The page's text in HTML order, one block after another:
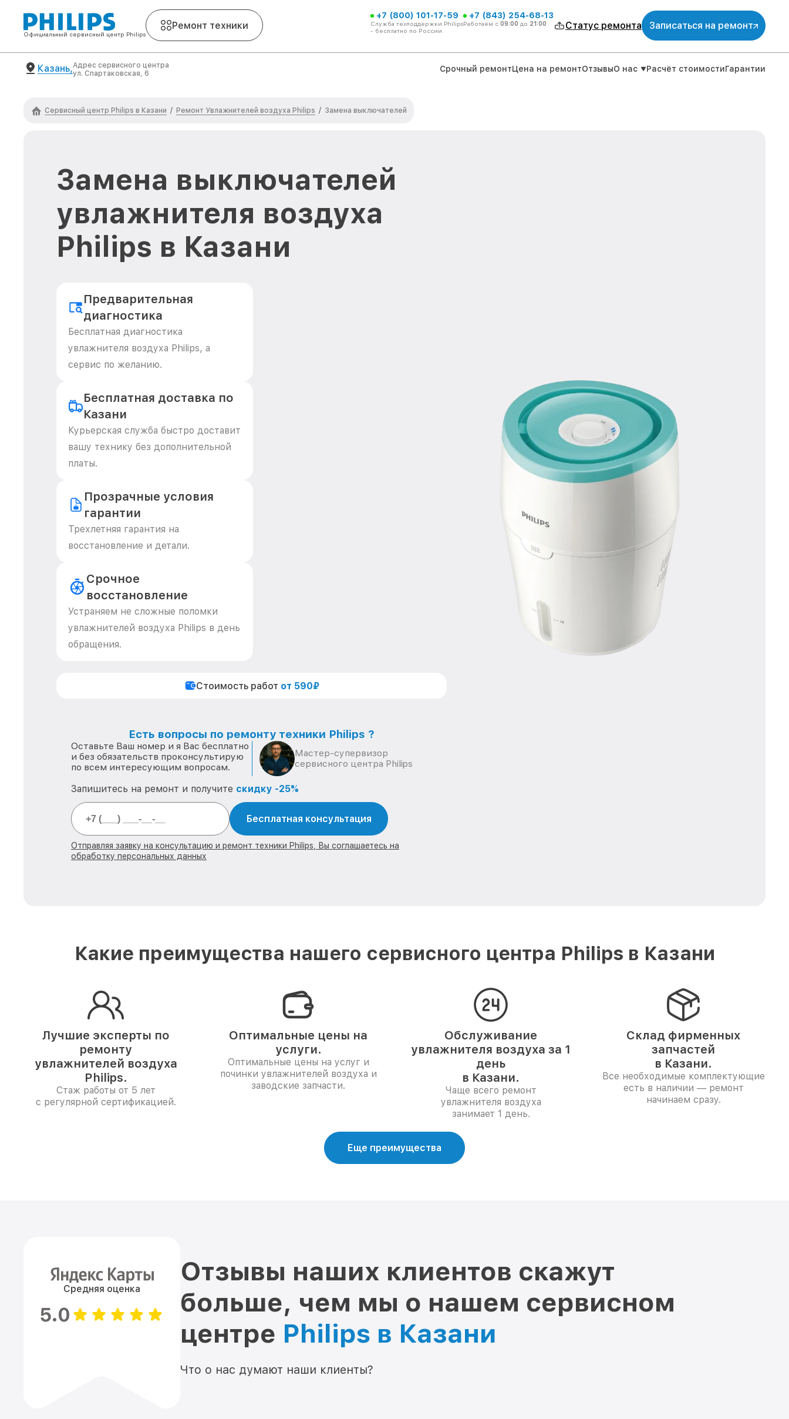
Официальный сервисный центр Philips
Ремонт техники
+7 (800) 101-17-59
Служба техподдержки Philips
- бесплатно по России
+7 (843) 254-68-13
Работаем с 09:00 до 21:00 Статус ремонта Записаться на ремонт
Казань,Адрес сервисного центра
ул. Спартаковская, 6
Срочный ремонтЦена на ремонтОтзывыО нас Расчёт стоимостиГарантии
Сервисный центр Philips в Казани / Ремонт Увлажнителей воздуха Philips / Замена выключателей
Замена выключателей
увлажнителя воздуха
Philips в Казани
Предварительная
диагностика
Бесплатная диагностика
увлажнителя воздуха Philips, а
сервис по желанию.
Бесплатная доставка по
Казани
Курьерская служба быстро доставит
вашу технику без дополнительной
платы.
Прозрачные условия
гарантии
Трехлетняя гарантия на
восстановление и детали.
Срочное
восстановление
Устраняем не сложные поломки
увлажнителей воздуха Philips в день
обращения.
Стоимость работ от 590₽
Есть вопросы по ремонту техники Philips ?
Оставьте Ваш номер и я Вас бесплатно
и без обязательств проконсультирую
по всем интересующим вопросам.
Мастер-супервизор
сервисного центра Philips
Запишитесь на ремонт и получите скидку -25%
Бесплатная консультация
Отправляя заявку на консультацию и ремонт техники Philips, Вы соглашаетесь на
обработку персональных данных
Какие преимущества нашего сервисного центра Philips в Казани
Лучшие эксперты по
ремонту
увлажнителей воздуха
Philips.
Стаж работы от 5 лет
с регулярной сертификацией.
Оптимальные цены на
услуги.
Оптимальные цены на услуг и
починки увлажнителей воздуха и
заводские запчасти.
Обслуживание
увлажнителя воздуха за 1
день
в Казани.
Чаще всего ремонт
увлажнителя воздуха
занимает 1 день.
Склад фирменных
запчастей
в Казани.
Все необходимые комплектующие
есть в наличии — ремонт
начинаем сразу.
Еще преимущества
Средняя оценка
5.0
Отзывы наших клиентов скажут
больше, чем мы о нашем сервисном
центре Philips в Казани
Что о нас думают наши клиенты?